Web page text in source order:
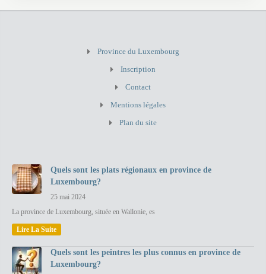
Province du Luxembourg
Inscription
Contact
Mentions légales
Plan du site
Quels sont les plats régionaux en province de
Luxembourg?
25 mai 2024
La province de Luxembourg, située en Wallonie, es
Lire La Suite
Quels sont les peintres les plus connus en province de
Luxembourg?